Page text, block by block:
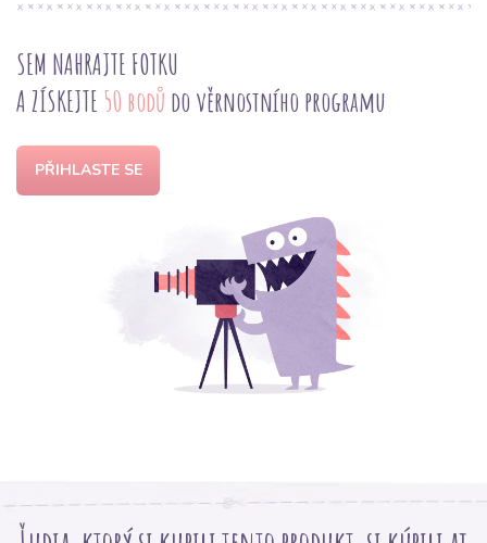
SEM NAHRAJTE FOTKU
A ZÍSKEJTE 50 bodů do věrnostního programu
PŘIHLASTE SE